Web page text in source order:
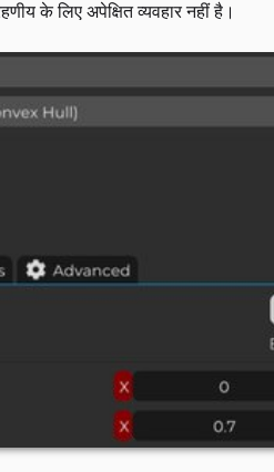
के लिए अपेक्षित व्यवहार नहीं है।